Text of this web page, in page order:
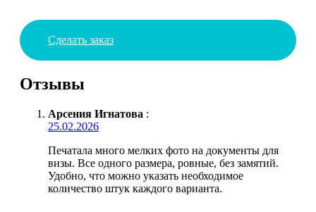
Сделать заказ
Отзывы
Арсения Игнатова :
25.02.2026
Печатала много мелких фото на документы для
визы. Все одного размера, ровные, без замятий.
Удобно, что можно указать необходимое
количество штук каждого варианта.